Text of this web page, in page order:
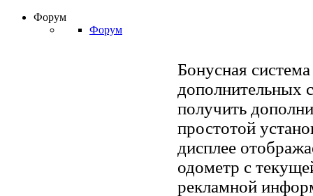
Форум
Форум
Бонусная
дополнительных
получить
простотой
дисплее
одометр с
рекламной